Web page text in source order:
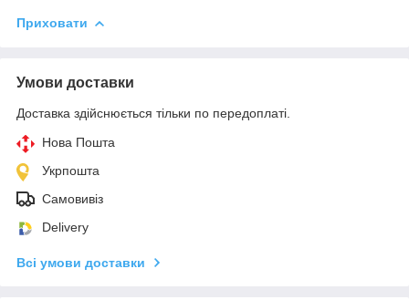
Приховати
Умови доставки
Доставка здійснюється тільки по передоплаті.
Нова Пошта
Укрпошта
Самовивіз
Delivery
Всі умови доставки